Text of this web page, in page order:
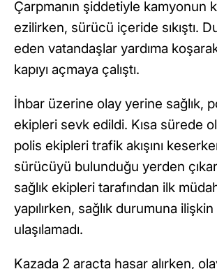
Çarpmanın şiddetiyle kamyonun
ezilirken, sürücü içeride sıkıştı.
eden vatandaşlar yardıma
kapıyı açmaya çalıştı.
İhbar üzerine olay yerine sağlık,
ekipleri sevk edildi. Kısa sürede
polis ekipleri trafik akışını
sürücüyü bulunduğu yerden
sağlık ekipleri tarafından ilk
yapılırken, sağlık durumuna
ulaşılamadı.
Kazada 2 araçta hasar alırken,